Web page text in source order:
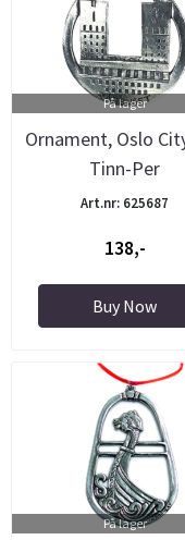
På lager
Ornament, Oslo
Tinn-Per
Art.nr: 625687
138,-
Buy Now
På lager